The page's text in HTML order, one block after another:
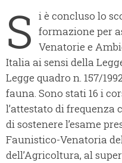
S i è concluso lo
formazione per
Venatorie e
Italia ai sensi della
Legge quadro n. 157/
fauna. Sono stati 16 i
l’attestato di frequenza
di sostenere l’esame
Faunistico-Venatoria
dell’Agricoltura, al